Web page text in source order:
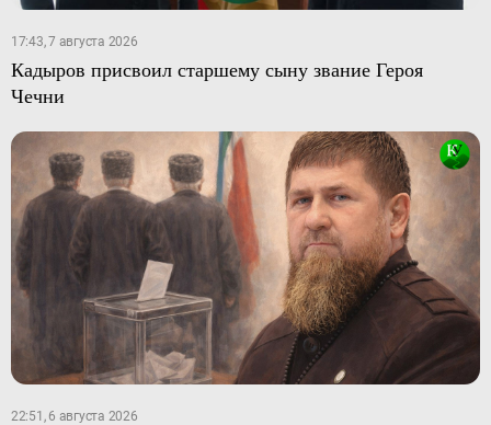
17:43, 7 августа 2026
Кадыров присвоил старшему сыну звание Героя
Чечни
22:51, 6 августа 2026